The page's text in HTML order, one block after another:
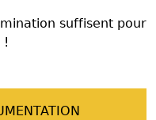
suffisent pour
!